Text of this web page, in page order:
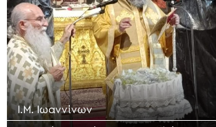
Ι.Μ. Ιωαννίνων